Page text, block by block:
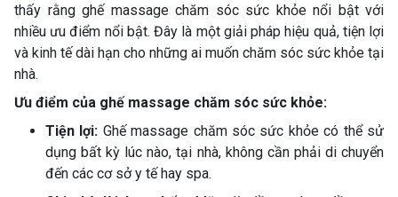
thấy rằng ghế massage chăm sóc sức khỏe nổi bật với
nhiều ưu điểm nổi bật. Đây là một giải pháp hiệu quả, tiện lợi
và kinh tế dài hạn cho những ai muốn chăm sóc sức khỏe tại
nhà.
Ưu điểm của ghế massage chăm sóc sức khỏe:
Tiện lợi: Ghế massage chăm sóc sức khỏe có thể sử
dụng bất kỳ lúc nào, tại nhà, không cần phải di chuyển
đến các cơ sở y tế hay spa.